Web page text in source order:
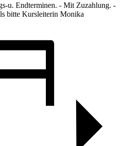
u. Endterminen. - Mit Zuzahlung. -
bitte Kursleiterin Monika